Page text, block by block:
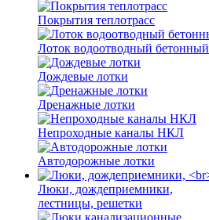
Покрытия теплотрасс
Лоток водоотводный бетонный
Дождевые лотки
Дренажные лотки
Непроходные каналы НКЛ
Автодорожные лотки
Люки, дождеприемники,
лестницы, решетки